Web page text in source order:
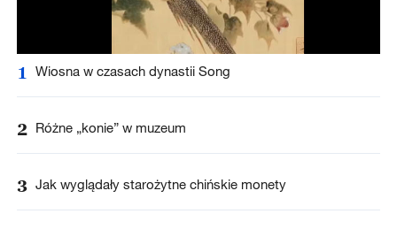
1 Wiosna w czasach dynastii Song
2 Różne „konie” w muzeum
3 Jak wyglądały starożytne chińskie monety